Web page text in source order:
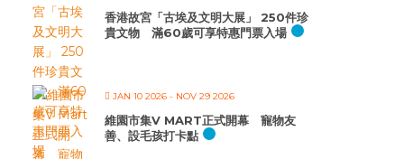
香港故宮「古埃及文明大展」 250件珍
貴文物 滿60歲可享特惠門票入場
JAN 10 2026 - NOV 29 2026
維園市集V MART正式開幕 寵物友
善、設毛孩打卡點